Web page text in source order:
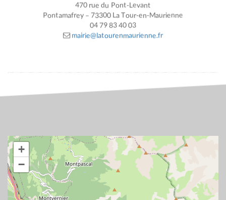
470 rue du Pont-Levant
Pontamafrey – 73300 La Tour-en-Maurienne
04 79 83 40 03
mairie@latourenmaurienne.fr
+
−